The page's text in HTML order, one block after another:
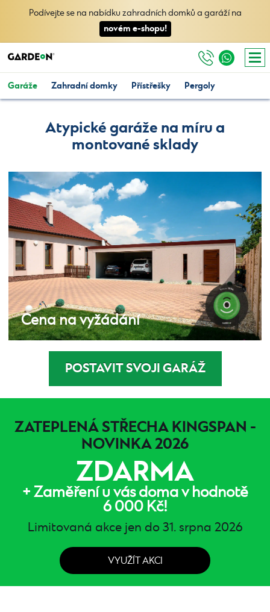
Podívejte se na nabídku zahradních domků a garáží na
novém e-shopu!
Garáže Zahradní domky Přístřešky Pergoly
Atypické garáže na míru a
montované sklady
Cena na vyžádání
POSTAVIT SVOJI GARÁŽ
ZATEPLENÁ STŘECHA KINGSPAN -
NOVINKA 2026
ZDARMA
+ Zaměření u vás doma v hodnotě
6 000 Kč!
Limitovaná akce jen do 31. srpna 2026
VYUŽÍT AKCI